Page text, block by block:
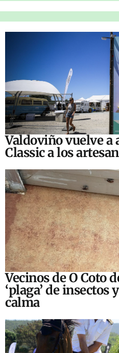
Valdoviño vuelve
Classic a los
Vecinos de O Coto
‘plaga’ de insectos
calma